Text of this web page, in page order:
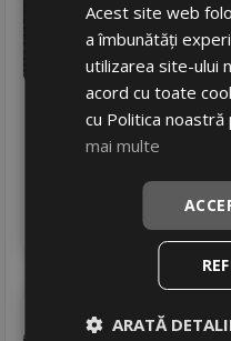
Aderenta
Zgomot
427
537
Zeetex
Acest site web
a îmbunătăți
utilizarea site-ului
acord cu toate
cu Politica
mai multe
ARATĂ